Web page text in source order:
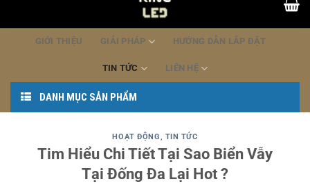
GIỚI THIỆU GIẢI PHÁP HƯỚNG DẪN LẮP ĐẶT
TIN TỨC LIÊN HỆ
DANH MỤC SẢN PHẨM
HOẠT ĐỘNG TIN TỨC
Tim Hiểu Chi Tiết Tại Sao Biển Vẫy
Tại Đống Đa Lại Hot ?